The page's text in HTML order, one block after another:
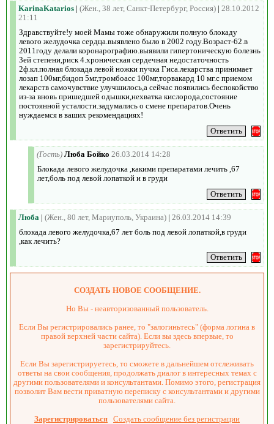
KarinaKatarios | (Жен., 38 лет, Санкт-Петербург, Россия) | 28.10.2012
21:11
Здравствуйте!у моей Мамы тоже обнаружили полную блокаду
левого желудочка сердца.выявлено было в 2002 году.Возраст-62.в
2011году делали коронарографию.выявили гипертоническую болезнь
3ей степени,риск 4.хроническая сердечная недостаточность
2ф.кл.полная блокада левой ножки пучка Гиса.лекарства принимает
лозап 100мг,бидоп 5мг,тромбоасс 100мг,торвакард 10 мг.с приемом
лекарств самочувствие улучшилось,а сейчас появились беспокойство
из-за вновь пришедшей одышки,нехватка кислорода,состояние
постоянной усталости.задумались о смене препаратов.Очень
нуждаемся в ваших рекомендациях!
(Гость) Люба Бойко 26.03.2014 14:28
Блокада левого желудочка ,какими препаратами лечить ,67
лет,боль под левой лопаткой и в груди
Люба | (Жен., 80 лет, Мариуполь, Украина) | 26.03.2014 14:39
блокада левого желудочка,67 лет боль под левой лопаткой,в груди
,как лечить?
СОЗДАТЬ НОВОЕ СООБЩЕНИЕ.
Но Вы - неавторизованный пользователь.
Если Вы регистрировались ранее, то "залогиньтесь" (форма логина в
правой верхней части сайта). Если вы здесь впервые, то
зарегистрируйтесь.
Если Вы зарегистрируетесь, то сможете в дальнейшем отслеживать
ответы на свои сообщения, продолжать диалог в интересных темах с
другими пользователями и консультантами. Помимо этого, регистрация
позволит Вам вести приватную переписку с консультантами и другими
пользователями сайта.
Зарегистрироваться Создать сообщение без регистрации